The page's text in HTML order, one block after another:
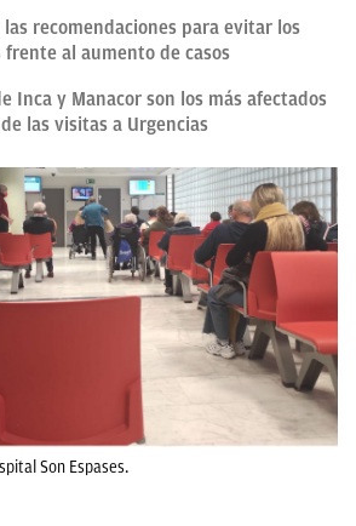
recomendaciones para evitar los
al aumento de casos
Inca y Manacor son los más afectados
las visitas a Urgencias
Son Espases.